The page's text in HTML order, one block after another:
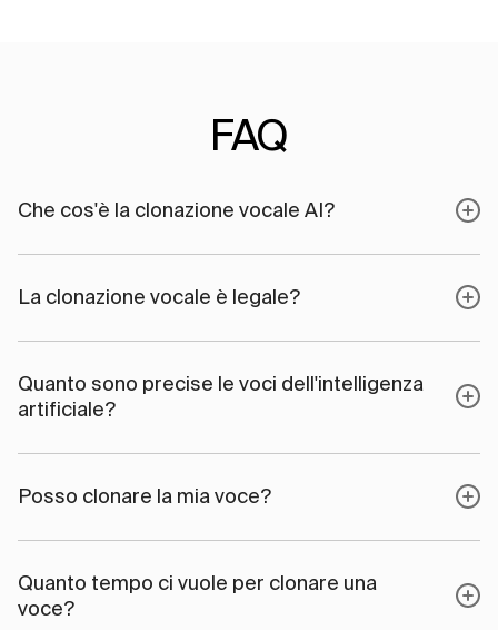
FAQ
Che cos'è la clonazione vocale AI?
La clonazione vocale è legale?
Quanto sono precise le voci dell'intelligenza
artificiale?
Posso clonare la mia voce?
Quanto tempo ci vuole per clonare una
voce?